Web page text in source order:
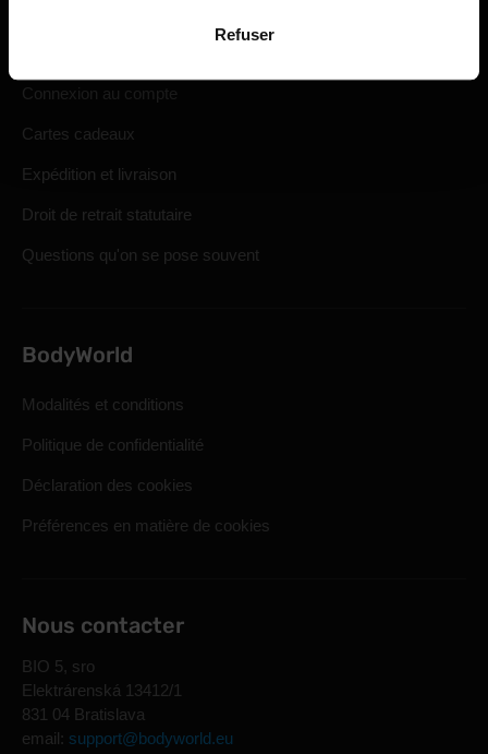
Refuser
Connexion au compte
Cartes cadeaux
Expédition et livraison
Droit de retrait statutaire
Questions qu'on se pose souvent
BodyWorld
Modalités et conditions
Politique de confidentialité
Déclaration des cookies
Préférences en matière de cookies
Nous contacter
BIO 5, sro
Elektrárenská 13412/1
831 04 Bratislava
email: support@bodyworld.eu